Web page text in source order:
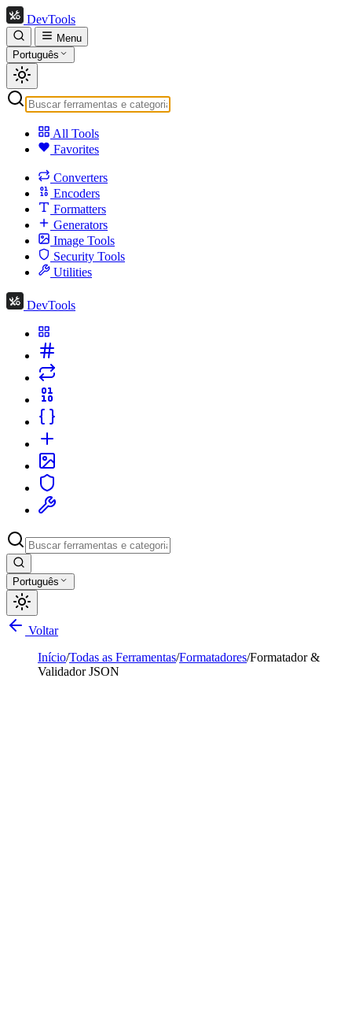
DevTools
Menu
Português
All Tools
Favorites
Converters
Encoders
Formatters
Generators
Image Tools
Security Tools
Utilities
DevTools
Português
Voltar
Início/Todas as Ferramentas/Formatadores/Formatador &
Validador JSON